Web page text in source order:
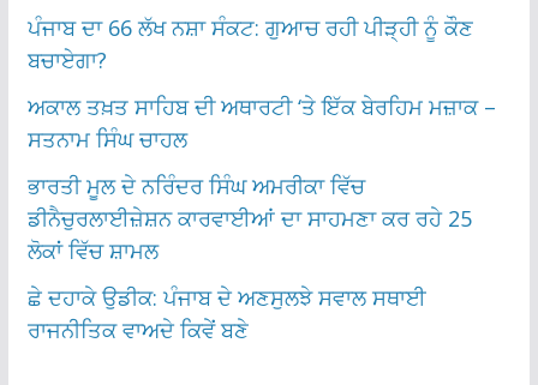
ਪੰਜਾਬ ਦਾ 66 ਲੱਖ ਨਸ਼ਾ ਸੰਕਟ: ਗੁਆਚ ਰਹੀ ਪੀੜ੍ਹੀ ਨੂੰ ਕੌਣ
ਬਚਾਏਗਾ?
ਅਕਾਲ ਤਖ਼ਤ ਸਾਹਿਬ ਦੀ ਅਥਾਰਟੀ ‘ਤੇ ਇੱਕ ਬੇਰਹਿਮ ਮਜ਼ਾਕ –
ਸਤਨਾਮ ਸਿੰਘ ਚਾਹਲ
ਭਾਰਤੀ ਮੂਲ ਦੇ ਨਰਿੰਦਰ ਸਿੰਘ ਅਮਰੀਕਾ ਵਿੱਚ
ਡੀਨੈਚੁਰਲਾਈਜ਼ੇਸ਼ਨ ਕਾਰਵਾਈਆਂ ਦਾ ਸਾਹਮਣਾ ਕਰ ਰਹੇ 25
ਲੋਕਾਂ ਵਿੱਚ ਸ਼ਾਮਲ
ਛੇ ਦਹਾਕੇ ਉਡੀਕ: ਪੰਜਾਬ ਦੇ ਅਣਸੁਲਝੇ ਸਵਾਲ ਸਥਾਈ
ਰਾਜਨੀਤਿਕ ਵਾਅਦੇ ਕਿਵੇਂ ਬਣੇ